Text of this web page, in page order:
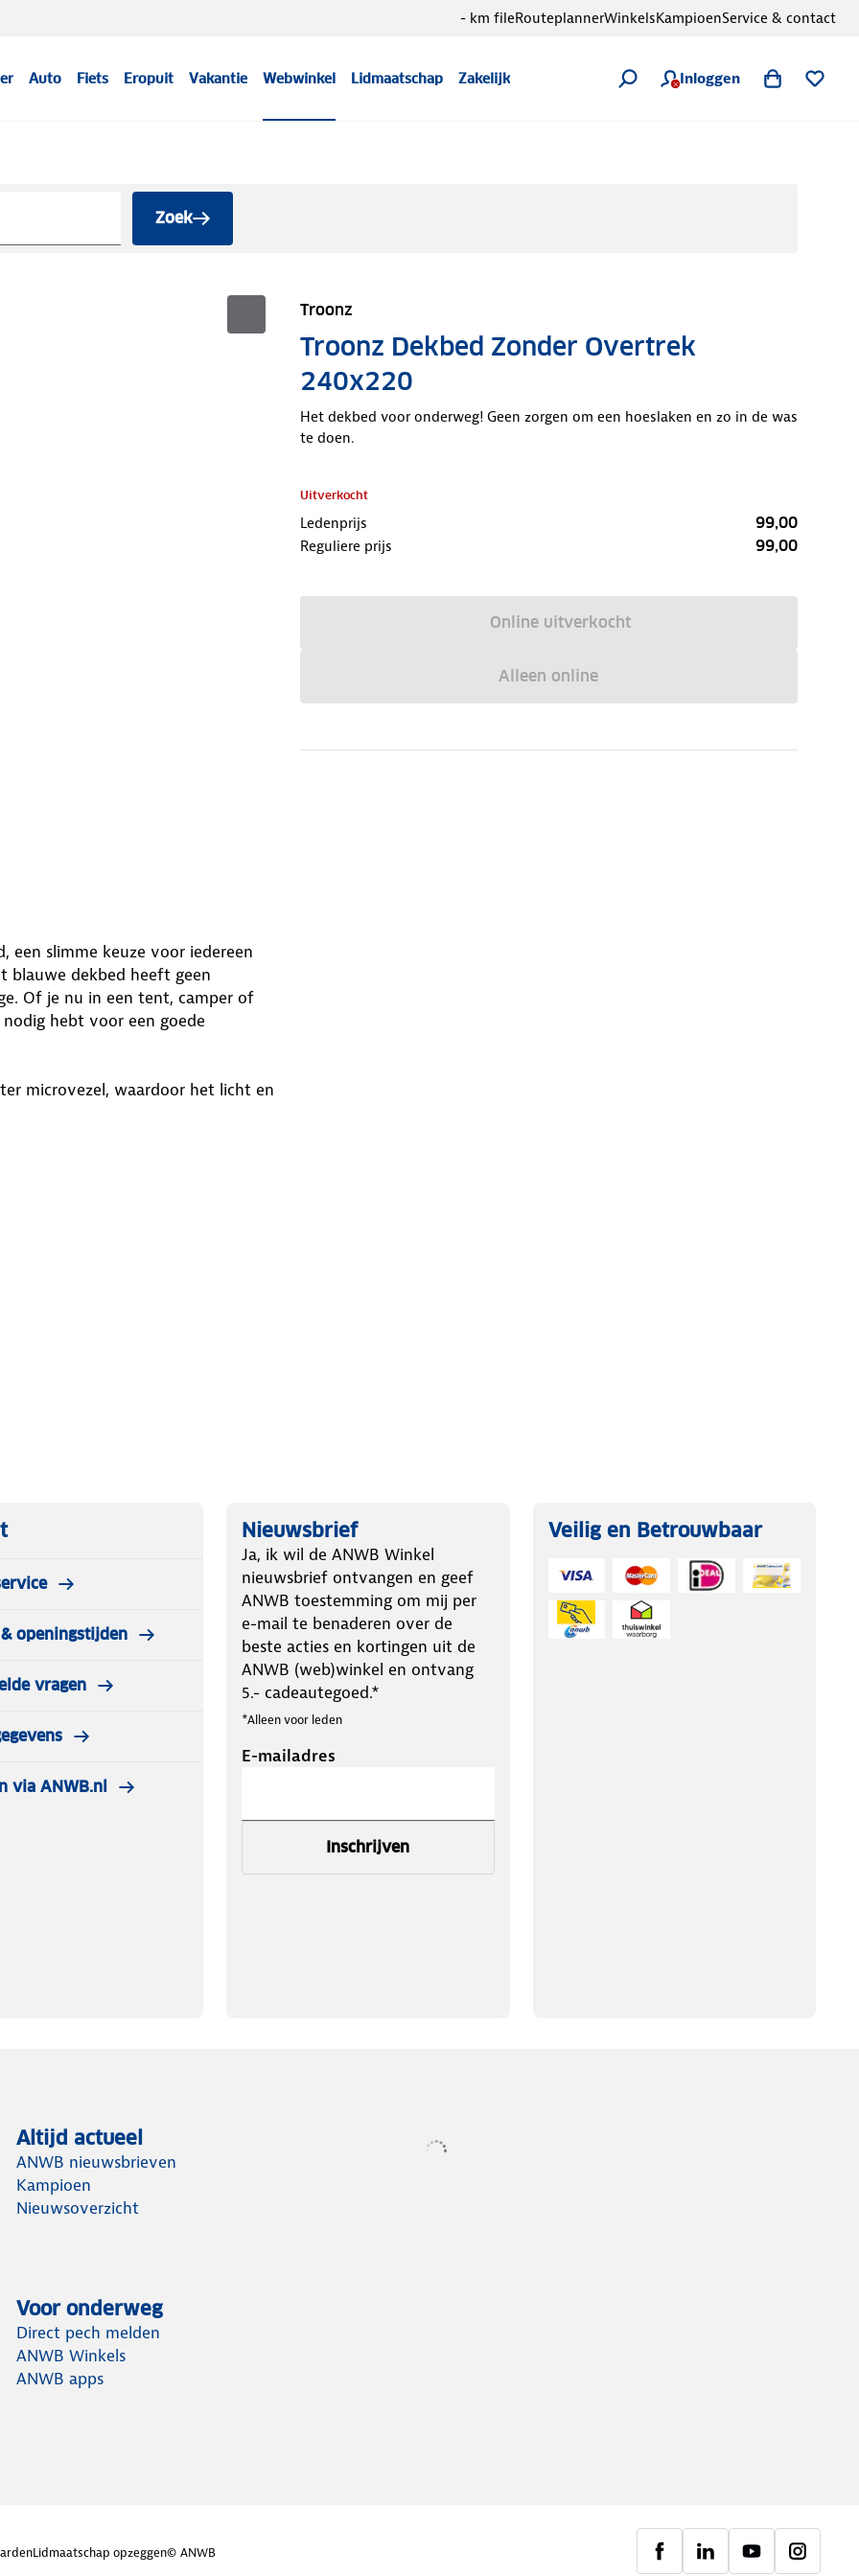
Auto Fiets Eropuit Vakantie Webwinkel Lidmaatschap Zakelijk Inloggen
- km fileRouteplannerWinkelsKampioenService & contact
Zoek
Troonz
Troonz Dekbed Zonder Overtrek
240x220
Het dekbed voor onderweg! Geen zorgen om een hoeslaken en zo in de was
te doen.
Uitverkocht
Ledenprijs 99,00
Reguliere prijs 99,00
Online uitverkocht
Alleen online
een slimme keuze voor iedereen
blauwe dekbed heeft geen
Of je nu in een tent, camper of
hebt voor een goede
microvezel, waardoor het licht en
het kan zelfs in de droger, zodat
te maken over extra hoeslakens
oplossing voor iedereen die zich
voelen. Maak je verblijf nog
inpakken
openingstijden
vragen
via ANWB.nl
Nieuwsbrief
Ja, ik wil de ANWB Winkel
nieuwsbrief ontvangen en geef
ANWB toestemming om mij per
e-mail te benaderen over de
beste acties en kortingen uit de
ANWB (web)winkel en ontvang
5.- cadeautegoed.*
*Alleen voor leden
E-mailadres
Inschrijven
Veilig en Betrouwbaar
Altijd actueel
ANWB nieuwsbrieven
Kampioen
Nieuwsoverzicht
Voor onderweg
Direct pech melden
ANWB Winkels
ANWB apps
Lidmaatschap opzeggen© ANWB